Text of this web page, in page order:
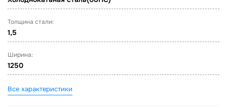
Толщина стали:
1,5
Ширина:
1250
Все характеристики